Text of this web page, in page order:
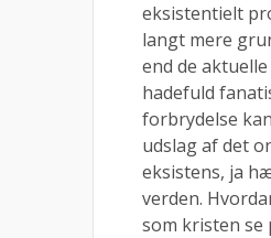
eksistentielt
langt mere
end de
hadefuld
forbrydelse
udslag af det
eksistens, ja
verden.
som kristen se